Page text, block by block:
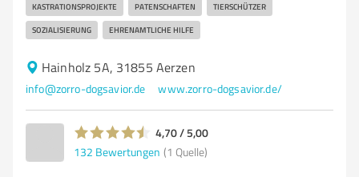
KASTRATIONSPROJEKTE PATENSCHAFTEN TIERSCHÜTZER
SOZIALISIERUNG EHRENAMTLICHE HILFE
Hainholz 5A, 31855 Aerzen
info@zorro-dogsavior.de www.zorro-dogsavior.de/
4,70 / 5,00
132 Bewertungen (1 Quelle)